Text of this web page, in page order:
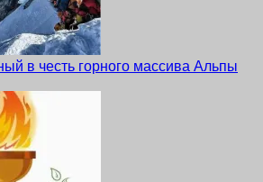
в честь горного массива Альпы